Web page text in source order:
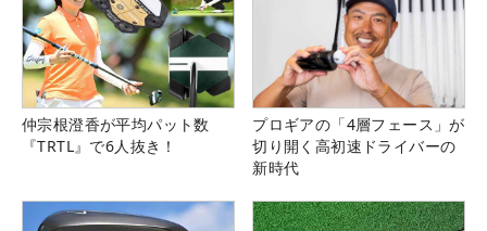
仲宗根澄香が平均パット数
『TRTL』で6人抜き！
プロギアの「4層フェース」が
切り開く高初速ドライバーの
新時代